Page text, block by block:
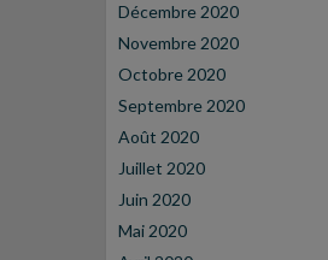
Décembre 2020
Novembre 2020
Octobre 2020
Septembre 2020
Août 2020
Juillet 2020
Juin 2020
Mai 2020